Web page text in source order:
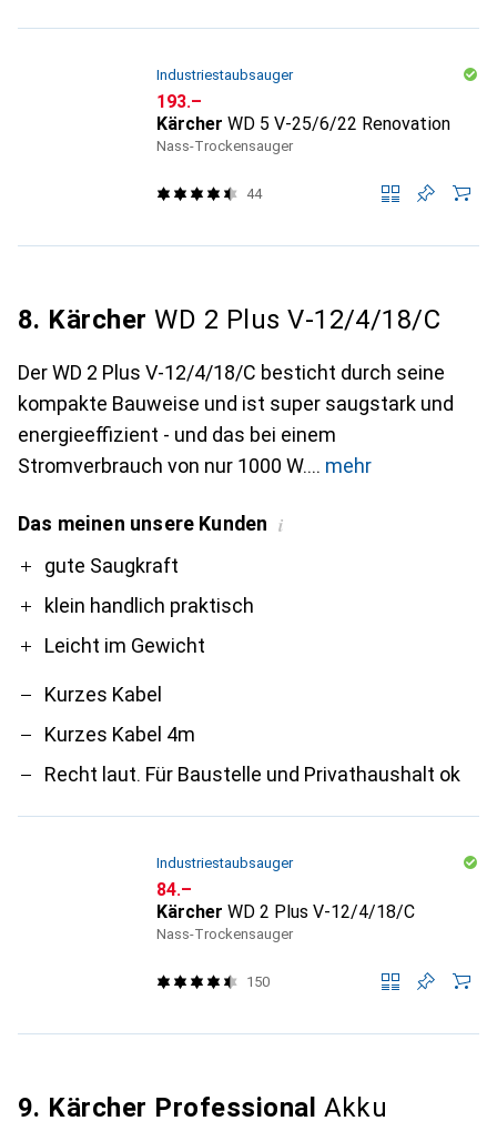
Industriestaubsauger
CHF
193.–
Kärcher WD 5 V-25/6/22 Renovation
Nass-Trockensauger
44
8. Kärcher WD 2 Plus V-12/4/18/C
Der WD 2 Plus V-12/4/18/C besticht durch seine
kompakte Bauweise und ist super saugstark und
energieeffizient - und das bei einem
Stromverbrauch von nur 1000 W.
mehr
Das meinen unsere Kunden i
Progute Saugkraft
klein handlich praktisch
Leicht im Gewicht
Contra
Kurzes Kabel
Kurzes Kabel 4m
Recht laut. Für Baustelle und Privathaushalt ok
Industriestaubsauger
CHF
84.–
Kärcher WD 2 Plus V-12/4/18/C
Nass-Trockensauger
150
9. Kärcher Professional Akku